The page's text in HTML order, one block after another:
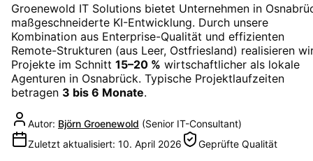
Groenewold IT Solutions bietet Unternehmen in
maßgeschneiderte KI-Entwicklung. Durch unsere
Kombination aus Enterprise-Qualität und effizienten
Remote-Strukturen (aus Leer, Ostfriesland) realisieren
Projekte im Schnitt 15–20 % wirtschaftlicher als lokale
Agenturen in Osnabrück. Typische Projektlaufzeiten
betragen 3 bis 6 Monate.
Autor: Björn Groenewold (Senior IT-Consultant)
Zuletzt aktualisiert: 10. April 2026 Geprüfte Qualität